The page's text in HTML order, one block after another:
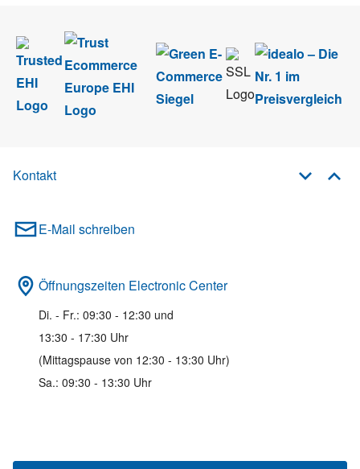
Kontakt
E-Mail schreiben
Öffnungszeiten Electronic Center
Di. - Fr.: 09:30 - 12:30 und
13:30 - 17:30 Uhr
(Mittagspause von 12:30 - 13:30 Uhr)
Sa.: 09:30 - 13:30 Uhr